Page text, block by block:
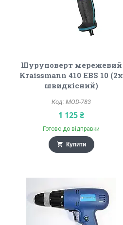
Шуруповерт мережевий
Kraissmann 410 EBS 10 (2х
швидкісний)
MOD-783
1 125 ₴
Готово до відправки
Купити